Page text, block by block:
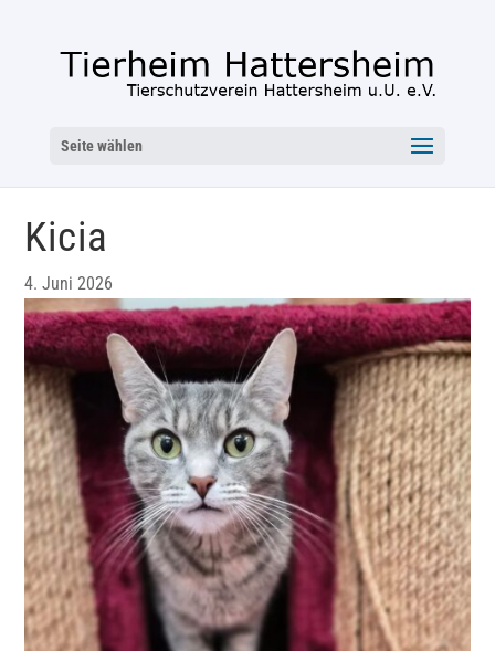
Seite wählen
Kicia
4. Juni 2026